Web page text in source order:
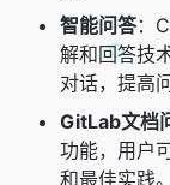
智能问答：
解和回答技
对话，提高
GitLab文档
功能，用户
和最佳实践。